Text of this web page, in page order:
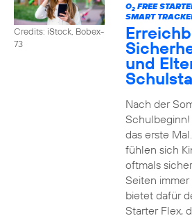
Credits: iStock, Bobex-
73
O2FREE
SMART
und
Nach der
Schulbeginn!
das erste
fühlen sich
oftmals
Seiten
bietet dafür
Starter Flex,